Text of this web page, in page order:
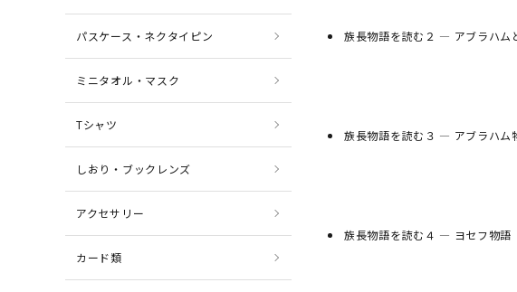
族長物語を読む２ ― アブラハム
族長物語を読む３ ― アブラハム
族長物語を読む４ ― ヨセフ物語
パスケース・ネクタイピン
ミニタオル・マスク
Tシャツ
しおり・ブックレンズ
アクセサリー
カード類